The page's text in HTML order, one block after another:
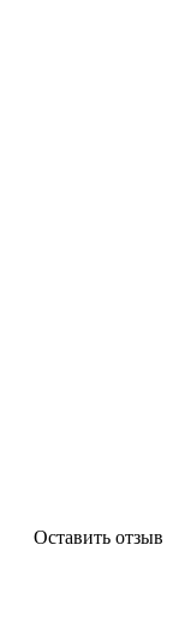
Оставить отзыв